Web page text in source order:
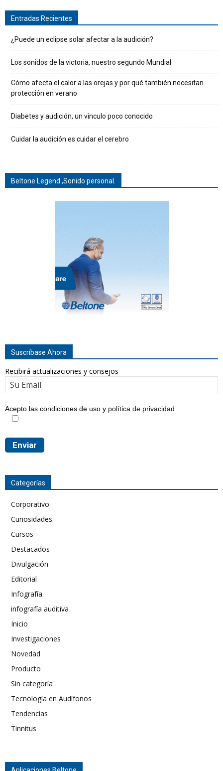
Entradas Recientes
¿Puede un eclipse solar afectar a la audición?
Los sonidos de la victoria, nuestro segundo Mundial
Cómo afecta el calor a las orejas y por qué también necesitan
protección en verano
Diabetes y audición, un vínculo poco conocido
Cuidar la audición es cuidar el cerebro
Beltone Legend ,Sonido personal.
Suscríbase Ahora
Recibirá actualizaciones y consejos
Acepto las condiciones de uso y política de privacidad
Categorías
Corporativo
Curiosidades
Cursos
Destacados
Divulgación
Editorial
Infografía
infografía auditiva
Inicio
Investigaciones
Novedad
Producto
Sin categoría
Tecnología en Audífonos
Tendencias
Tinnitus